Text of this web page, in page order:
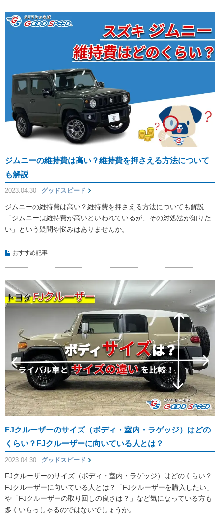
ジムニーの維持費は高い？維持費を押さえる方法について
も解説
2023.04.30 グッドスピード
ジムニーの維持費は高い？維持費を押さえる方法についても解説
「ジムニーは維持費が高いといわれているが、その対処法が知りた
い」という疑問や悩みはありませんか。
おすすめ記事
FJクルーザーのサイズ（ボディ・室内・ラゲッジ）はどの
くらい？FJクルーザーに向いている人とは？
2023.04.30 グッドスピード
FJクルーザーのサイズ（ボディ・室内・ラゲッジ）はどのくらい？
FJクルーザーに向いている人とは？「FJクルーザーを購入したい」
や「FJクルーザーの取り回しの良さは？」など気になっている方も
多くいらっしゃるのではないでしょうか。